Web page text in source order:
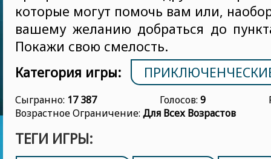
которые могут помочь вам или,
вашему желанию добраться до
Покажи свою смелость.
Категория игры:
Сыгранно: 17 387 Голосов: 9
Возрастное Ограничение: Для Всех Возрастов
ТЕГИ ИГРЫ: